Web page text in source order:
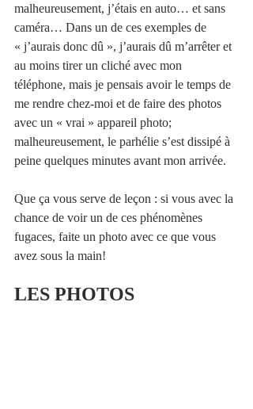
malheureusement, j’étais en auto… et sans
caméra… Dans un de ces exemples de
« j’aurais donc dû », j’aurais dû m’arrêter et
au moins tirer un cliché avec mon
téléphone, mais je pensais avoir le temps de
me rendre chez-moi et de faire des photos
avec un « vrai » appareil photo;
malheureusement, le parhélie s’est dissipé à
peine quelques minutes avant mon arrivée.
Que ça vous serve de leçon : si vous avec la
chance de voir un de ces phénomènes
fugaces, faite un photo avec ce que vous
avez sous la main!
LES PHOTOS